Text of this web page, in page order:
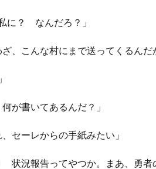
に？ なんだろ？」
、こんな村にまで送ってくるんだ
が書いてあるんだ？」
セーレからの手紙みたい」
状況報告ってやつか。まあ、勇者